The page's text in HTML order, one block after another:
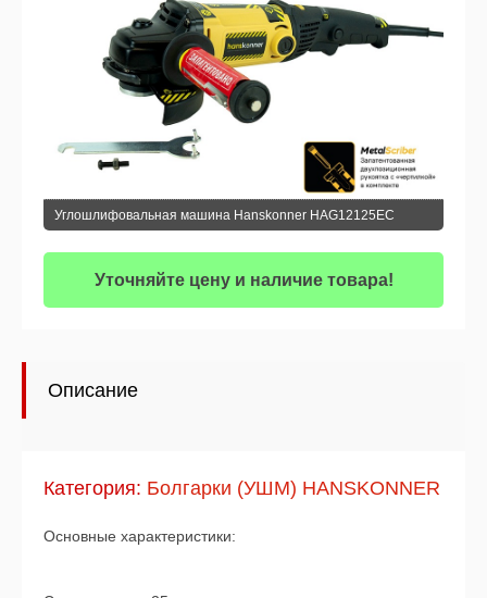
Углошлифовальная машина Hanskonner HAG12125EC
Уточняйте цену и наличие товара!
Описание
Категория: Болгарки (УШМ) HANSKONNER
Основные характеристики: